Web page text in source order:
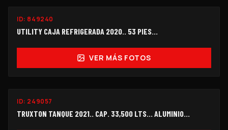
ID: 849240
UTILITY CAJA REFRIGERADA 2020.. 53 PIES...
VER MÁS FOTOS
ID: 249057
TRUXTON TANQUE 2021.. CAP. 33,500 LTS... ALUMINIO...